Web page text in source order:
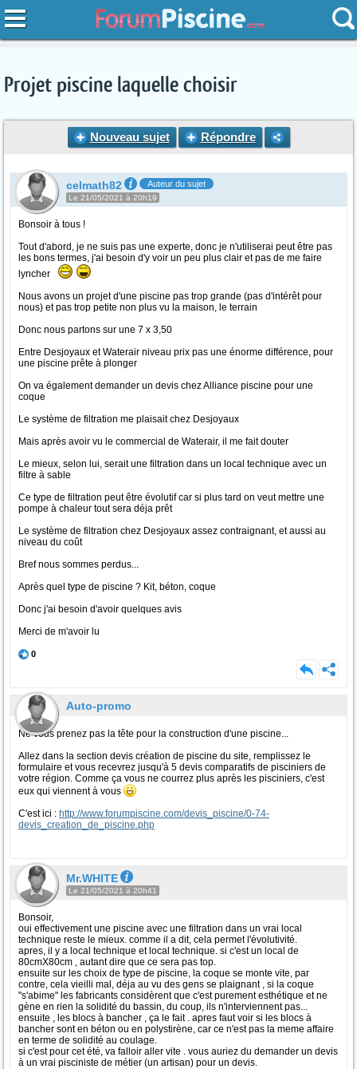
Projet piscine laquelle choisir
Nouveau sujet Répondre
celmath82 Auteur du sujet
Le 21/05/2021 à 20h19
Bonsoir à tous !
Tout d'abord, je ne suis pas une experte, donc je n'utiliserai peut être pas
les bons termes, j'ai besoin d'y voir un peu plus clair et pas de me faire
lyncher
Nous avons un projet d'une piscine pas trop grande (pas d'intérêt pour
nous) et pas trop petite non plus vu la maison, le terrain
Donc nous partons sur une 7 x 3,50
Entre Desjoyaux et Waterair niveau prix pas une énorme différence, pour
une piscine prête à plonger
On va également demander un devis chez Alliance piscine pour une
coque
Le système de filtration me plaisait chez Desjoyaux
Mais après avoir vu le commercial de Waterair, il me fait douter
Le mieux, selon lui, serait une filtration dans un local technique avec un
filtre à sable
Ce type de filtration peut être évolutif car si plus tard on veut mettre une
pompe à chaleur tout sera déja prêt
Le système de filtration chez Desjoyaux assez contraignant, et aussi au
niveau du coût
Bref nous sommes perdus...
Après quel type de piscine ? Kit, béton, coque
Donc j'ai besoin d'avoir quelques avis
Merci de m'avoir lu
0
Auto-promo
Ne vous prenez pas la tête pour la construction d'une piscine...
Allez dans la section devis création de piscine du site, remplissez le
formulaire et vous recevrez jusqu'à 5 devis comparatifs de pisciniers de
votre région. Comme ça vous ne courrez plus après les pisciniers, c'est
eux qui viennent à vous
C'est ici : http://www.forumpiscine.com/devis_piscine/0-74-
devis_creation_de_piscine.php
Mr.WHITE
Le 21/05/2021 à 20h41
Bonsoir,
oui effectivement une piscine avec une filtration dans un vrai local
technique reste le mieux. comme il a dit, cela permet l'évolutivité.
apres, il y a local technique et local technique. si c'est un local de
80cmX80cm , autant dire que ce sera pas top.
ensuite sur les choix de type de piscine, la coque se monte vite, par
contre, cela vieilli mal, déja au vu des gens se plaignant , si la coque
"s'abime" les fabricants considèrent que c'est purement esthétique et ne
gène en rien la solidité du bassin, du coup, ils n'interviennent pas...
ensuite , les blocs à bancher , ça le fait . apres faut voir si les blocs à
bancher sont en béton ou en polystirène, car ce n'est pas la meme affaire
en terme de solidité au coulage.
si c'est pour cet été, va falloir aller vite . vous auriez du demander un devis
à un vrai pisciniste de métier (un artisan) pour un devis.